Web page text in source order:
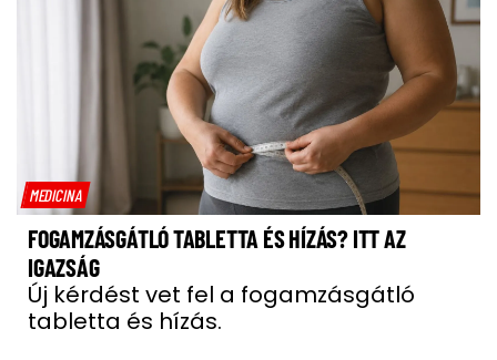
MEDICINA
FOGAMZÁSGÁTLÓ TABLETTA ÉS HÍZÁS? ITT AZ
IGAZSÁG
Új kérdést vet fel a fogamzásgátló
tabletta és hízás.